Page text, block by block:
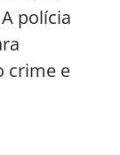
polícia
crime e